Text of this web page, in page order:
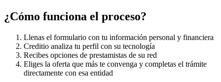
¿Cómo funciona el proceso?
Llenas el formulario con tu información personal y financiera
Creditio analiza tu perfil con su tecnología
Recibes opciones de prestamistas de su red
Eliges la oferta que más te convenga y completas el trámite
directamente con esa entidad